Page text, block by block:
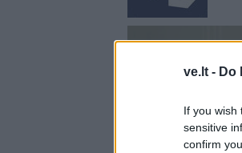
ve.lt - Do
If you wish
sensitive
confirm